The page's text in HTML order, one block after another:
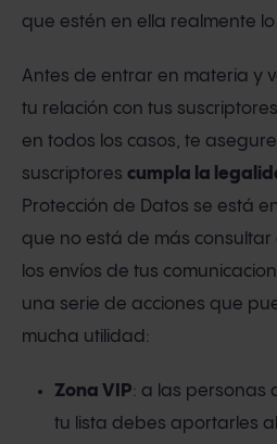
que estén en ella realmente
Antes de entrar en materia y
tu relación con tus
en todos los casos, te
suscriptores cumpla la
Protección de Datos se está
que no está de más
los envíos de tus
una serie de acciones que
mucha utilidad:
Zona VIP: a las personas
tu lista debes aportarles